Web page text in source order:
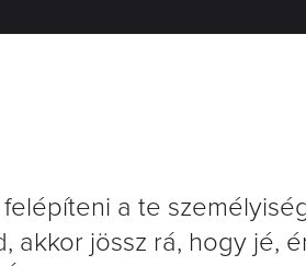
a te
akkor jössz rá, hogy jé,